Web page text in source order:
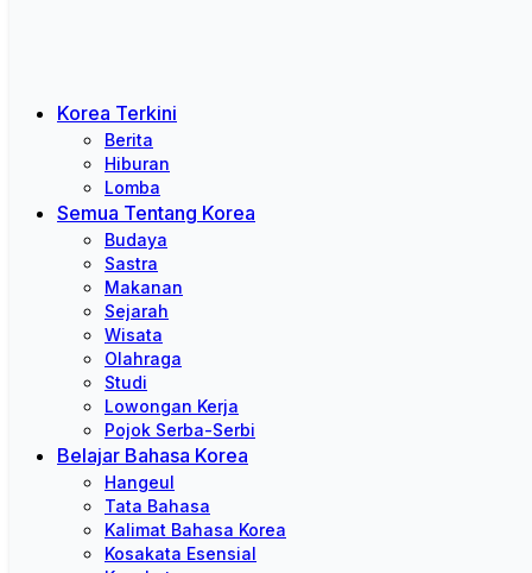
Korea Terkini
Berita
Hiburan
Lomba
Semua Tentang Korea
Budaya
Sastra
Makanan
Sejarah
Wisata
Olahraga
Studi
Lowongan Kerja
Pojok Serba-Serbi
Belajar Bahasa Korea
Hangeul
Tata Bahasa
Kalimat Bahasa Korea
Kosakata Esensial